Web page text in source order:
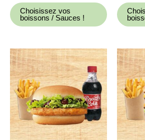
Choisissez vos
boissons / Sauces !